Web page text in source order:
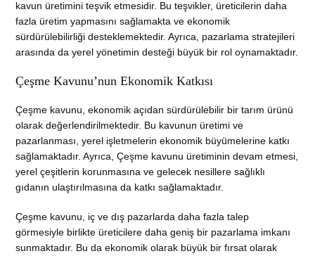
kavun üretimini teşvik etmesidir. Bu teşvikler, üreticilerin daha
fazla üretim yapmasını sağlamakta ve ekonomik
sürdürülebilirliği desteklemektedir. Ayrıca, pazarlama stratejileri
arasında da yerel yönetimin desteği büyük bir rol oynamaktadır.
Çeşme Kavunu’nun Ekonomik Katkısı
Çeşme kavunu, ekonomik açıdan sürdürülebilir bir tarım ürünü
olarak değerlendirilmektedir. Bu kavunun üretimi ve
pazarlanması, yerel işletmelerin ekonomik büyümelerine katkı
sağlamaktadır. Ayrıca, Çeşme kavunu üretiminin devam etmesi,
yerel çeşitlerin korunmasına ve gelecek nesillere sağlıklı
gıdanın ulaştırılmasına da katkı sağlamaktadır.
Çeşme kavunu, iç ve dış pazarlarda daha fazla talep
görmesiyle birlikte üreticilere daha geniş bir pazarlama imkanı
sunmaktadır. Bu da ekonomik olarak büyük bir fırsat olarak